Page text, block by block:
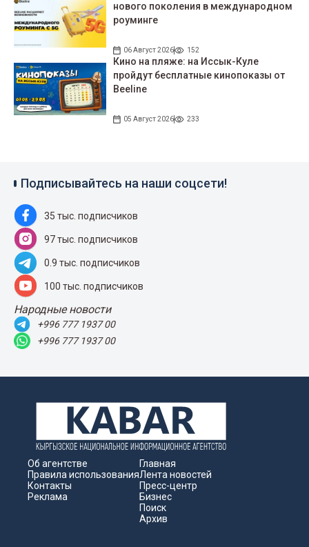
нового поколения в международном
роуминге
06 Август 2026 152
Кино на пляже: на Иссык-Куле
пройдут беcплатные кинопоказы от
Beeline
05 Август 2026 233
Подписывайтесь на наши соцсети!
35 тыс. подписчиков
97 тыс. подписчиков
0.9 тыс. подписчиков
100 тыс. подписчиков
Народные новости
+996 777 1937 00
+996 777 1937 00
Об агентстве
Правила использования
Контакты
Реклама
Главная
Лента новостей
Пресс-центр
Бизнес
Поиск
Архив